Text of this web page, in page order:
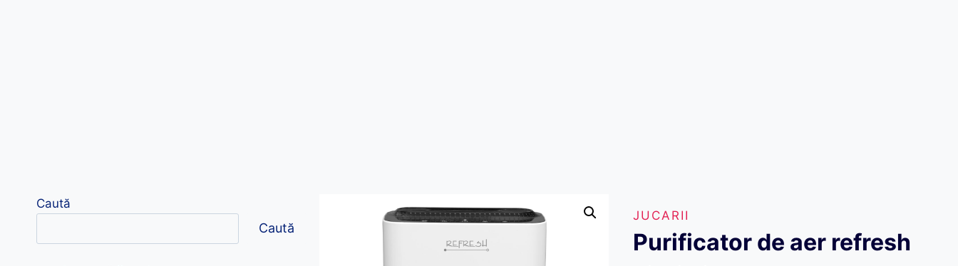
JUCARII
Purificator de aer refresh
Caută
Caută